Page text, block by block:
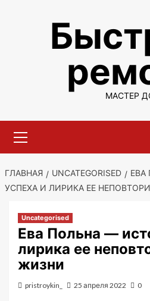
содержимому
МАСТЕР
меню
ГЛАВНАЯ UNCATEGORISED
УСПЕХА И ЛИРИКА ЕЕ
Uncategorised
Ева Польна —
лирика ее
жизни
pristroykin_ 25 апреля 2022 0